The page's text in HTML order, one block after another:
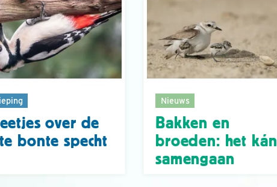
over de
bonte specht
Nieuws
Bakken en
broeden: het kán
samengaan